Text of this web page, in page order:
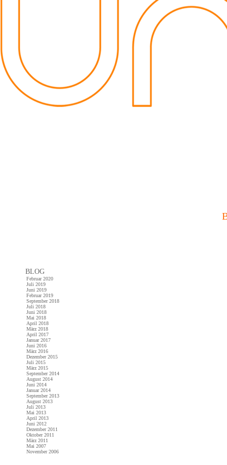
BLOG
Februar 2020
Juli 2019
Juni 2019
Februar 2019
September 2018
Juli 2018
Juni 2018
Mai 2018
April 2018
März 2018
April 2017
Januar 2017
Juni 2016
März 2016
Dezember 2015
Juli 2015
März 2015
September 2014
August 2014
Juni 2014
Januar 2014
September 2013
August 2013
Juli 2013
Mai 2013
April 2013
Juni 2012
Dezember 2011
Oktober 2011
März 2011
Mai 2007
November 2006